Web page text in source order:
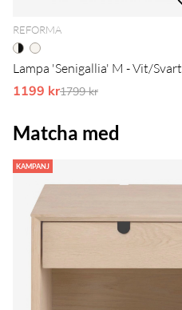
REFORMA
Lampa 'Senigallia' M - Vit/Svart
1199 krOrdinarie pris:
1799 kr
Matcha med
KAMPANJ